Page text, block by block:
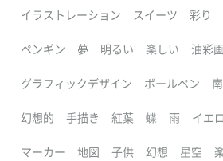
イラストレーション スイーツ 彩り
ペンギン 夢 明るい 楽しい 油彩画
グラフィックデザイン ボールペン
幻想的 手描き 紅葉 蝶 雨 イエ
マーカー 地図 子供 幻想 星空